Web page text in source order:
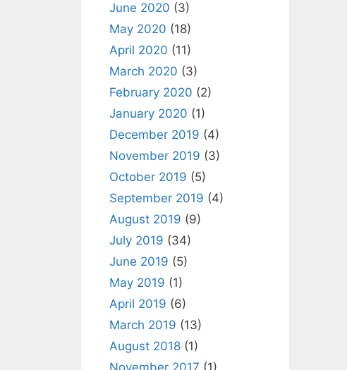
June 2020 (3)
May 2020 (18)
April 2020 (11)
March 2020 (3)
February 2020 (2)
January 2020 (1)
December 2019 (4)
November 2019 (3)
October 2019 (5)
September 2019 (4)
August 2019 (9)
July 2019 (34)
June 2019 (5)
May 2019 (1)
April 2019 (6)
March 2019 (13)
August 2018 (1)
November 2017 (1)